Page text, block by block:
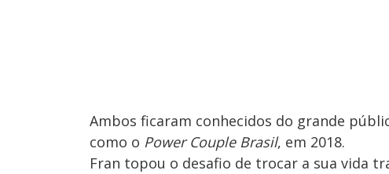
Ambos ficaram conhecidos do grande
como o Power Couple Brasil, em 2018.
Fran topou o desafio de trocar a sua vida